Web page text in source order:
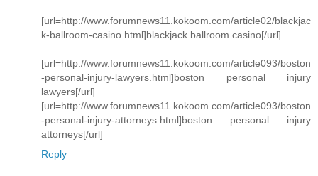
[url=http://www.forumnews11.kokoom.com/article02/blackjac
k-ballroom-casino.html]blackjack ballroom casino[/url]
[url=http://www.forumnews11.kokoom.com/article093/boston
-personal-injury-lawyers.html]boston personal injury
lawyers[/url]
[url=http://www.forumnews11.kokoom.com/article093/boston
-personal-injury-attorneys.html]boston personal injury
attorneys[/url]
Reply